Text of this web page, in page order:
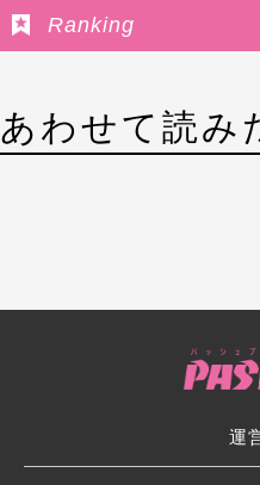
Ranking
あわせて読み
運